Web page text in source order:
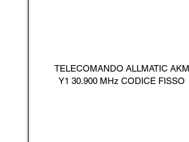
TELECOMANDO ALLMATIC AKM
Y1 30.900 MHz CODICE FISSO